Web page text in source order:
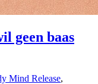
geen baas
Mind Release,